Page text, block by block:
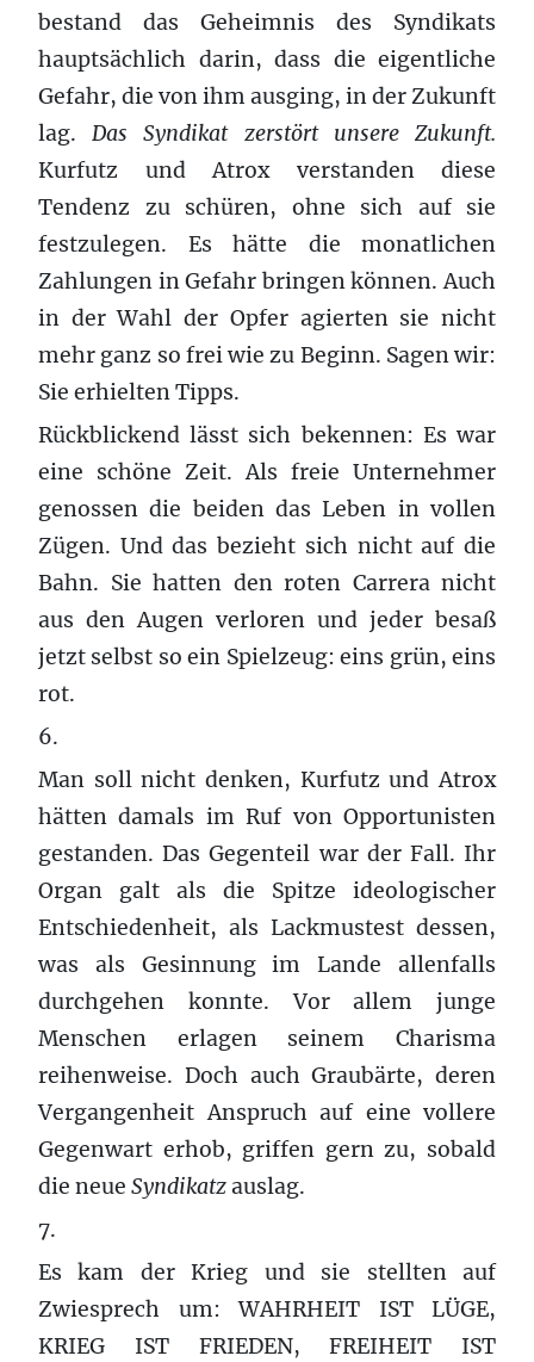
bestand das Geheimnis des Syndikats
hauptsächlich darin, dass die eigentliche
Gefahr, die von ihm ausging, in der Zukunft
lag.Das Syndikat zerstört unsere Zukunft.
Kurfutz und Atrox verstanden diese
Tendenz zu schüren, ohne sich auf sie
festzulegen. Es hätte die monatlichen
Zahlungen in Gefahr bringen können. Auch
in der Wahl der Opfer agierten sie nicht
mehr ganz so frei wie zu Beginn. Sagen wir:
Sie erhielten Tipps.
Rückblickend lässt sich bekennen: Es war
eine schöne Zeit. Als freie Unternehmer
genossen die beiden das Leben in vollen
Zügen. Und das bezieht sich nicht auf die
Bahn. Sie hatten den roten Carrera nicht
aus den Augen verloren und jeder besaß
jetzt selbst so ein Spielzeug: eins grün, eins
rot.
6.
Man soll nicht denken, Kurfutz und Atrox
hätten damals im Ruf von Opportunisten
gestanden. Das Gegenteil war der Fall. Ihr
Organ galt als die Spitze ideologischer
Entschiedenheit, als Lackmustest dessen,
was als Gesinnung im Lande allenfalls
durchgehen konnte. Vor allem junge
Menschen erlagen seinem Charisma
reihenweise. Doch auch Graubärte, deren
Vergangenheit Anspruch auf eine vollere
Gegenwart erhob, griffen gern zu, sobald
die neue Syndikatzauslag.
7.
Es kam der Krieg und sie stellten auf
Zwiesprech um: WAHRHEIT IST LÜGE,
KRIEG IST FRIEDEN, FREIHEIT IST